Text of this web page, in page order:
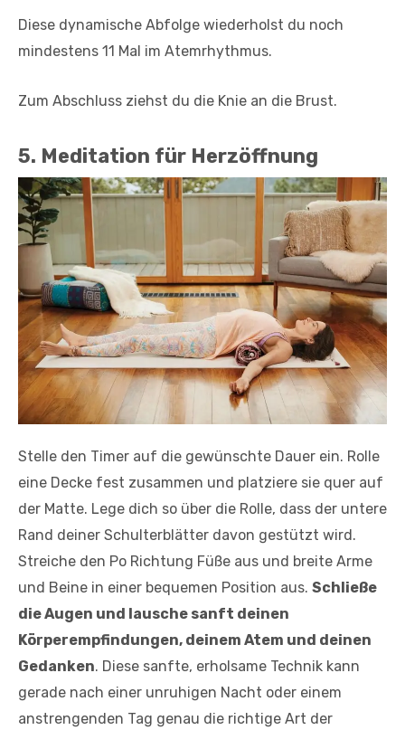
Diese dynamische Abfolge wiederholst du noch
mindestens 11 Mal im Atemrhythmus.
Zum Abschluss ziehst du die Knie an die Brust.
5. Meditation für Herzöffnung
Stelle den Timer auf die gewünschte Dauer ein. Rolle
eine Decke fest zusammen und platziere sie quer auf
der Matte. Lege dich so über die Rolle, dass der untere
Rand deiner Schulterblätter davon gestützt wird.
Streiche den Po Richtung Füße aus und breite Arme
und Beine in einer bequemen Position aus. Schließe
die Augen und lausche sanft deinen
Körperempfindungen, deinem Atem und deinen
Gedanken. Diese sanfte, erholsame Technik kann
gerade nach einer unruhigen Nacht oder einem
anstrengenden Tag genau die richtige Art der